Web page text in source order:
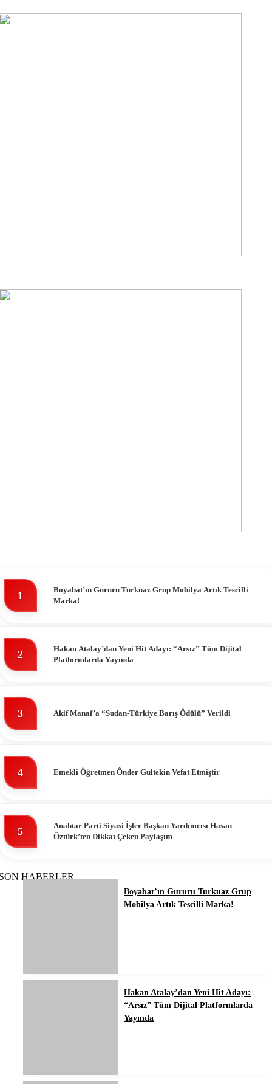
1
Boyabat’ın Gururu Turkuaz Grup Mobilya Artık Tescilli
Marka!
2
Hakan Atalay’dan Yeni Hit Adayı: “Arsız” Tüm Dijital
Platformlarda Yayında
3 Akif Manaf’a “Sudan-Türkiye Barış Ödülü” Verildi
4 Emekli Öğretmen Ônder Gültekin Vefat Etmiştir
5
Anahtar Parti Siyasi İşler Başkan Yardımcısı Hasan
Öztürk’ten Dikkat Çeken Paylaşım
HABERLER
Boyabat’ın Gururu Turkuaz Grup
Mobilya Artık Tescilli Marka!
Hakan Atalay’dan Yeni Hit Adayı:
“Arsız” Tüm Dijital Platformlarda
Yayında